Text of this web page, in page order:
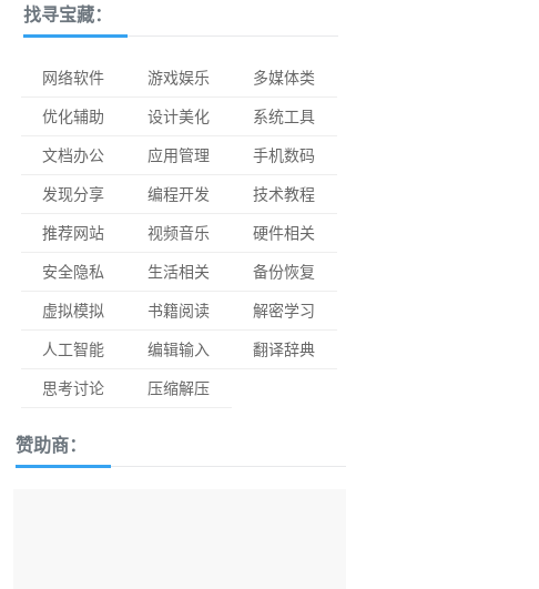
找寻宝藏：
网络软件 游戏娱乐
多媒体类
优化辅助
设计美化
系统工具
文档办公
应用管理
手机数码
发现分享
编程开发
技术教程
推荐网站
视频音乐
硬件相关
安全隐私
生活相关
备份恢复
虚拟模拟
书籍阅读
解密学习
人工智能
编辑输入
翻译辞典
思考讨论
压缩解压
赞助商：